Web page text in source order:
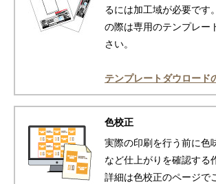
るには加工域が必要です
の際は専用のテンプレー
さい。
テンプレートダウロード
色校正
実際の印刷を行う前に色
など仕上がりを確認する
詳細は色校正のページで